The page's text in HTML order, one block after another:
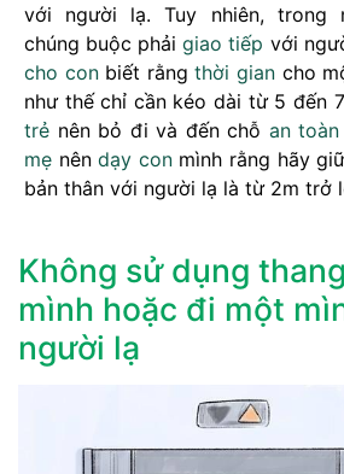
với người lạ. Tuy nhiên, trong
chúng buộc phảigiao tiếp với
cho conbiết rằngthời gian cho
như thế chỉ cần kéo dài từ 5 đến
trẻ nên bỏ đi và đến chỗ an toàn
mẹ nêndạy conmình rằng hãy
bản thân với người lạ là từ 2m trở
Không sử dụng
mình hoặc đi một
người lạ